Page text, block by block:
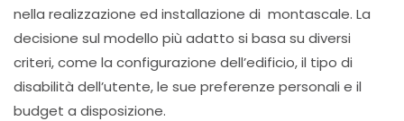
nella realizzazione ed installazione di montascale. La
decisione sul modello più adatto si basa su diversi
criteri, come la configurazione dell’edificio, il tipo di
disabilità dell’utente, le sue preferenze personali e il
budget a disposizione.